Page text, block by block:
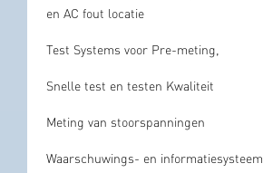
en AC fout locatie
Test Systems voor Pre-meting,
Snelle test en testen Kwaliteit
Meting van stoorspanningen
Waarschuwings- en informatiesysteem